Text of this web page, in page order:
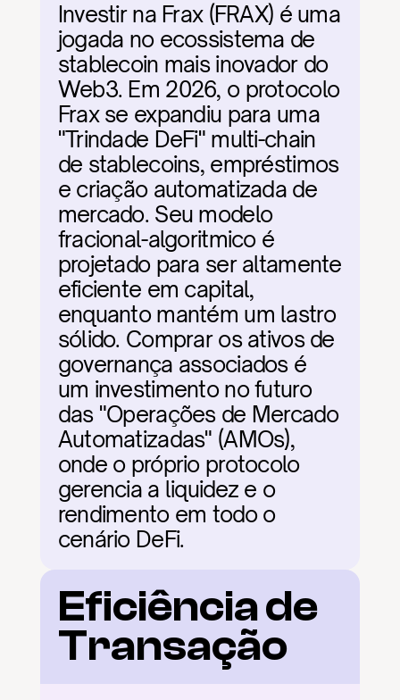
Investir na Frax (FRAX) é uma
jogada no ecossistema de
stablecoin mais inovador do
Web3. Em 2026, o protocolo
Frax se expandiu para uma
"Trindade DeFi" multi-chain
de stablecoins, empréstimos
e criação automatizada de
mercado. Seu modelo
fracional-algoritmico é
projetado para ser altamente
eficiente em capital,
enquanto mantém um lastro
sólido. Comprar os ativos de
governança associados é
um investimento no futuro
das "Operações de Mercado
Automatizadas" (AMOs),
onde o próprio protocolo
gerencia a liquidez e o
rendimento em todo o
cenário DeFi.
Eficiência de
Transação